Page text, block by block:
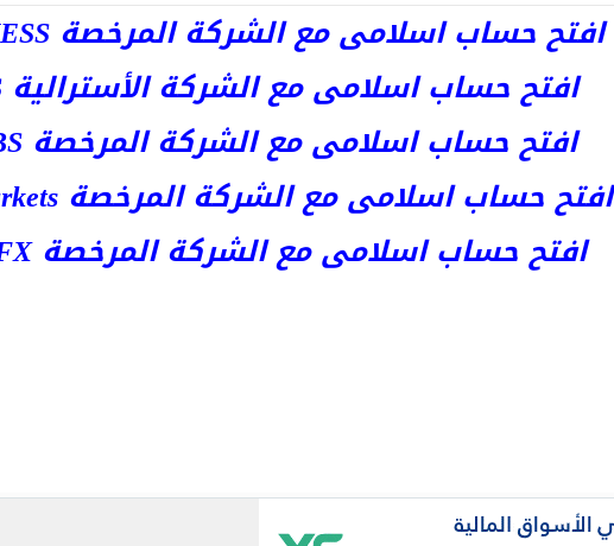
افتح حساب اسلامى مع الشركة المرخصة EXNESS
افتح حساب اسلامى مع الشركة الأسترالية XS
افتح حساب اسلامى مع الشركة المرخصة FBS
افتح حساب اسلامى مع الشركة المرخصة ICMarkets
افتح حساب اسلامى مع الشركة المرخصة NSFX